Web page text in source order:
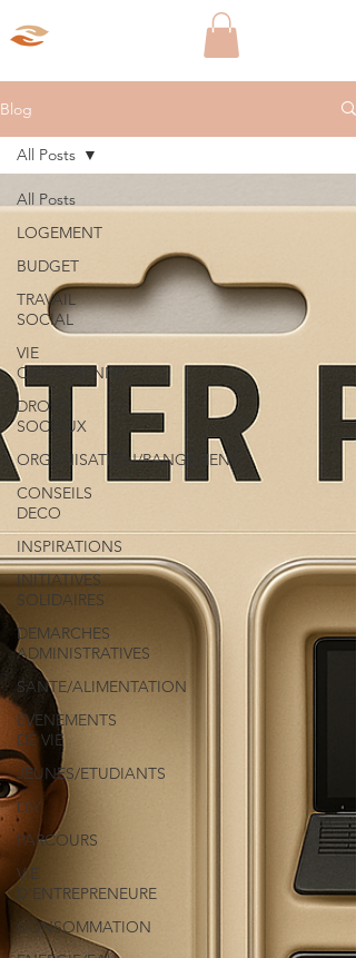
Blog
All Posts
LOGEMENT
BUDGET
TRAVAIL
SOCIAL
VIE
QUOTIDIENNE
DROITS
SOCIAUX
ORGANISATION/RANGEMENT
CONSEILS
DECO
INSPIRATIONS
INITIATIVES
SOLIDAIRES
DEMARCHES
ADMINISTRATIVES
SANTE/ALIMENTATION
EVENEMENTS
DE VIE
JEUNES/ETUDIANTS
DIY
PARCOURS
VIE
D'ENTREPRENEURE
CONSOMMATION
All Posts